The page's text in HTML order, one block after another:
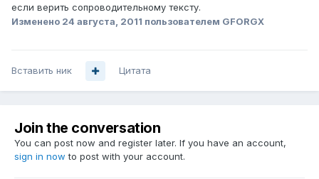
если верить сопроводительному тексту.
Изменено 24 августа, 2011 пользователем GFORGX
Вставить ник Цитата
Join the conversation
You can post now and register later. If you have an account,
sign in now to post with your account.